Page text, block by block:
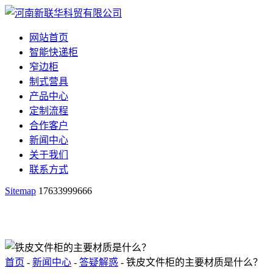
网站首页
智能快递柜
窄边柜
制式营具
产品中心
定制流程
合作客户
新闻中心
关于我们
联系方式
Sitemap 17633999666
首页 - 新闻中心 - 答疑解惑 - 铁皮文件柜的主要材质是什么？